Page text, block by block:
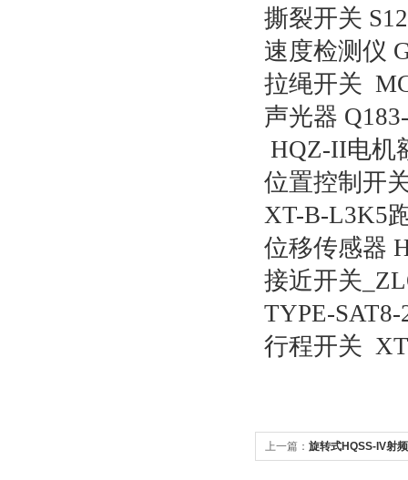
撕裂开关
速度检测仪
拉绳开关
声光器
HQZ-II电机
位置控制开
XT-B-L3K5
位移传感器
接近开关
TYPE-
行程开关
上一篇： 旋转式HQSS-IV射